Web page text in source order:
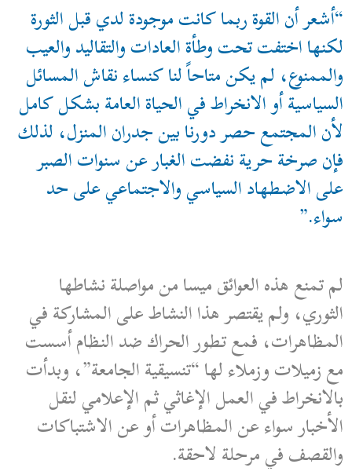
“أشعر أن القوة ربما كانت موجودة لدي قبل الثورة
لكنها اختفت تحت وطأة العادات والتقاليد والعيب
والممنوع، لم يكن متاحاً لنا كنساء نقاش المسائل
السياسية أو الانخراط في الحياة العامة بشكل كامل
لأن المجتمع حصر دورنا بين جدران المنزل، لذلك
فإن صرخة حرية نفضت الغبار عن سنوات الصبر
على الاضطهاد السياسي والاجتماعي على حد
سواء.”
لم تمنع هذه العوائق ميسا من مواصلة نشاطها
الثوري، ولم يقتصر هذا النشاط على المشاركة في
المظاهرات، فمع تطور الحراك ضد النظام أسست
مع زميلات وزملاء لها “تنسيقية الجامعة”، وبدأت
بالانخراط في العمل الإغاثي ثم الإعلامي لنقل
الأخبار سواء عن المظاهرات أو عن الاشتباكات
والقصف في مرحلة لاحقة.